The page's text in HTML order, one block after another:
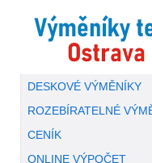
DESKOVÉ VÝMĚNÍKY
ROZEBÍRATELNÉ
CENÍK
ONLINE VÝPOČET